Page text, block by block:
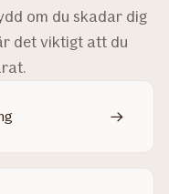
om du skadar dig
det viktigt att du